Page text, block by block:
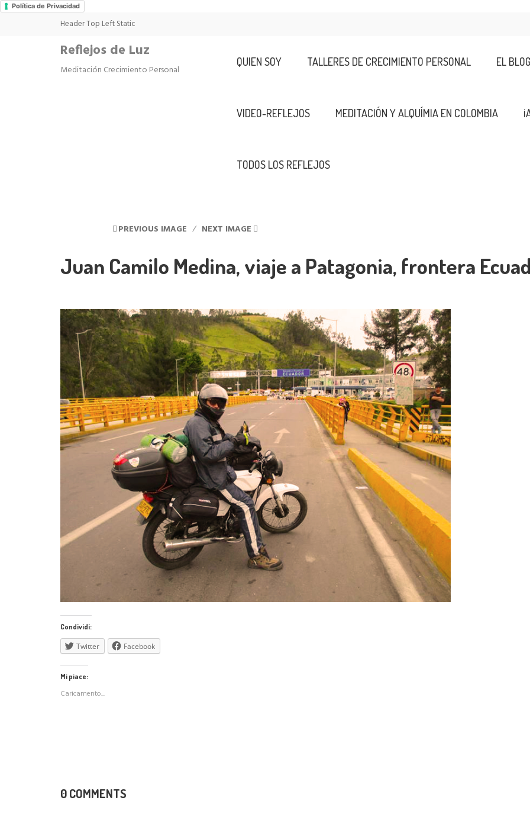
Política de Privacidad
Header Top Left Static
Reflejos de Luz
Meditación Crecimiento Personal
QUIEN SOY TALLERES DE CRECIMIENTO PERSONAL EL
VIDEO-REFLEJOS MEDITACIÓN Y ALQUÍMIA EN COLOMBIA
TODOS LOS REFLEJOS
PREVIOUS IMAGE NEXT IMAGE
Juan Camilo Medina, viaje a Patagonia, frontera
Condividi:
Twitter Facebook
Mi piace:
Caricamento...
0 COMMENTS